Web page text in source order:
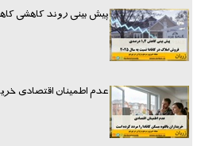
پیش بینی روند کاهشی
عدم اطمینان اقتصادی